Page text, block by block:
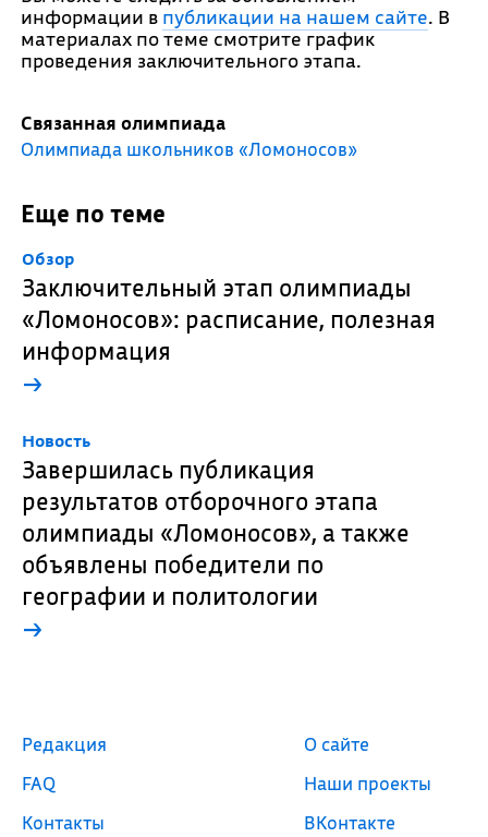
информации в публикации на нашем сайте. В
материалах по теме смотрите график
проведения заключительного этапа.
Связанная олимпиада
Олимпиада школьников «Ломоносов»
Еще по теме
Обзор
Заключительный этап олимпиады
«Ломоносов»: расписание, полезная
информация
→
Новость
Завершилась публикация
результатов отборочного этапа
олимпиады «Ломоносов», а также
объявлены победители по
географии и политологии
→
Редакция
FAQ
Контакты
О сайте
Наши проекты
ВКонтакте